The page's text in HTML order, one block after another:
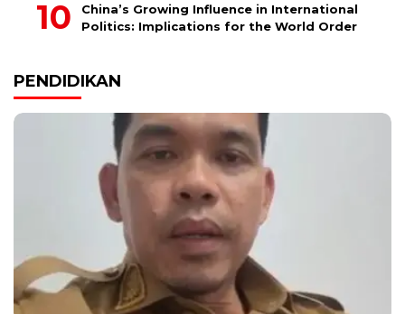
China’s Growing Influence in International
Politics: Implications for the World Order
PENDIDIKAN